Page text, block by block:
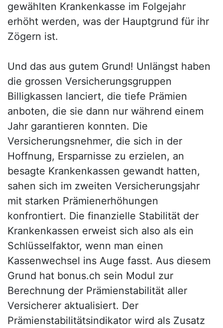
gewählten Krankenkasse im Folgejahr
erhöht werden, was der Hauptgrund für ihr
Zögern ist.
Und das aus gutem Grund! Unlängst haben
die grossen Versicherungsgruppen
Billigkassen lanciert, die tiefe Prämien
anboten, die sie dann nur während einem
Jahr garantieren konnten. Die
Versicherungsnehmer, die sich in der
Hoffnung, Ersparnisse zu erzielen, an
besagte Krankenkassen gewandt hatten,
sahen sich im zweiten Versicherungsjahr
mit starken Prämienerhöhungen
konfrontiert. Die finanzielle Stabilität der
Krankenkassen erweist sich also als ein
Schlüsselfaktor, wenn man einen
Kassenwechsel ins Auge fasst. Aus diesem
Grund hat bonus.ch sein Modul zur
Berechnung der Prämienstabilität aller
Versicherer aktualisiert. Der
Prämienstabilitätsindikator wird als Zusatz